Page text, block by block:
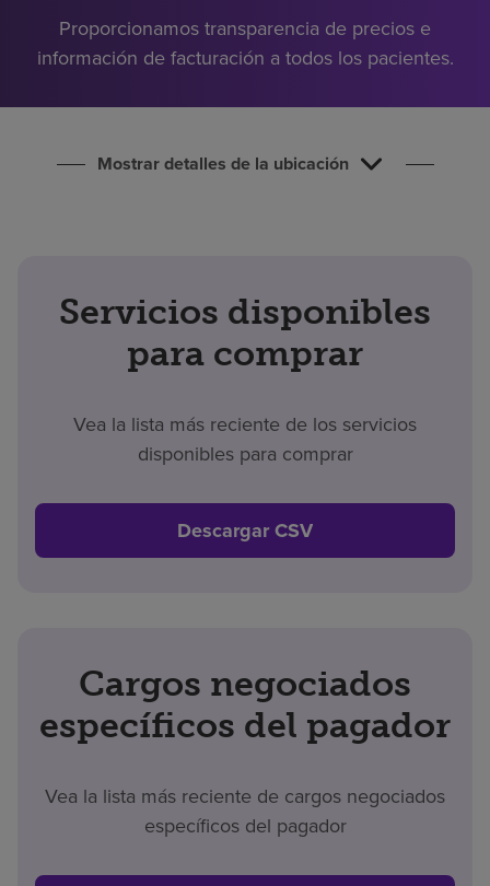
Proporcionamos transparencia de precios e
información de facturación a todos los pacientes.
Mostrar detalles de la ubicación
Servicios disponibles
para comprar
Vea la lista más reciente de los servicios
disponibles para comprar
Descargar CSV
Cargos negociados
específicos del pagador
Vea la lista más reciente de cargos negociados
específicos del pagador